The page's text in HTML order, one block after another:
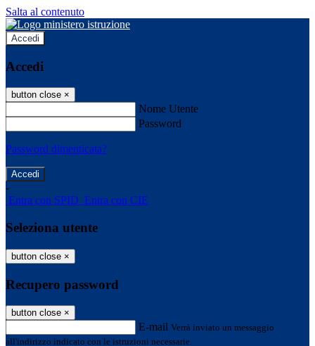
Salta al contenuto
Accedi
Accedi
button close ×
Nome Utente
Password
Password dimenticata?
-
Entra con SPID Entra con CIE
Seleziona utente
button close ×
Recupero password
button close ×
E-mail Verrà inviato un messaggio
all'indirizzo indicato con le istruzioni necessarie.